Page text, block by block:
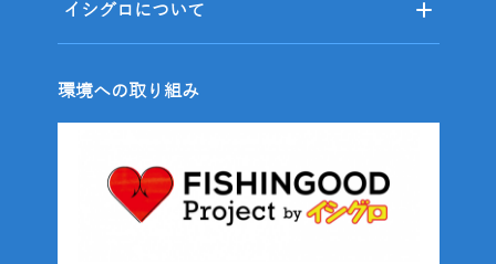
イシグロについて
環境への取り組み